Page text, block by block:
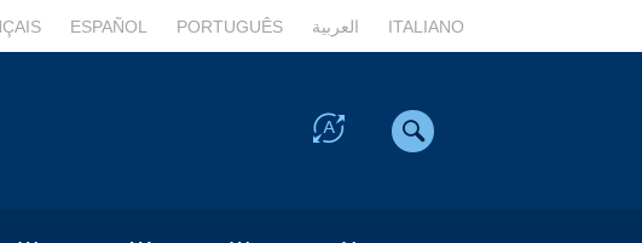
ESPAÑOL PORTUGUÊS العربية ITALIANO